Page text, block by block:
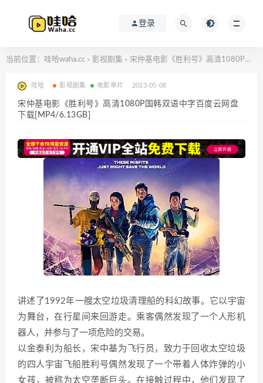
登录
当前位置： 哇哈waha.cc > 影视剧集 > 宋仲基电影《胜利号》高清1080P国韩双语中字百度云网盘下载[MP4/6.13GB]
哇哈 影视剧集 电影单片 2023-05-08
宋仲基电影《胜利号》高清1080P国韩双语中字百度云网盘
下载[MP4/6.13GB]
讲述了1992年一艘太空垃圾清理船的科幻故事。它以宇宙
为舞台，在行星间来回游走。乘客偶然发现了一个人形机
器人，并参与了一项危险的交易。
以金泰利为船长，宋中基为飞行员，致力于回收太空垃圾
的四人宇宙飞船胜利号偶然发现了一个带着人体炸弹的小
女孩，被称为太空垄断巨头。在接触过程中，他们发现了